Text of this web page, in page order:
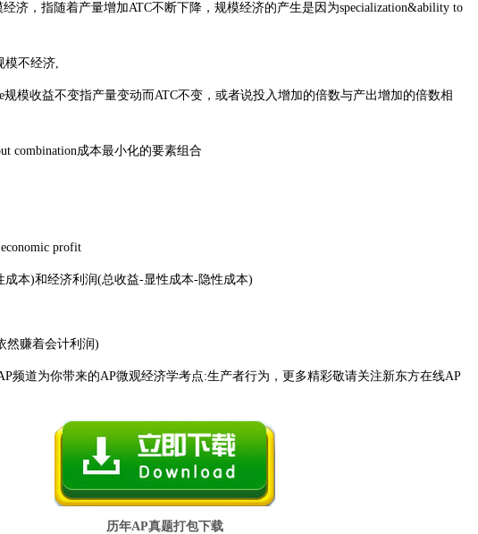
济，指随着产量增加ATC不断下降，规模经济的产生是因为specialization&ability to
模不经济,
模收益不变指产量变动而ATC不变，或者说投入增加的倍数与产出增加的倍数相
成本最小化的要素组合
profit
本)和经济利润(总收益-显性成本-隐性成本)
赚着会计利润)
道为你带来的AP微观经济学考点:生产者行为，更多精彩敬请关注新东方在线AP
历年AP真题打包下载